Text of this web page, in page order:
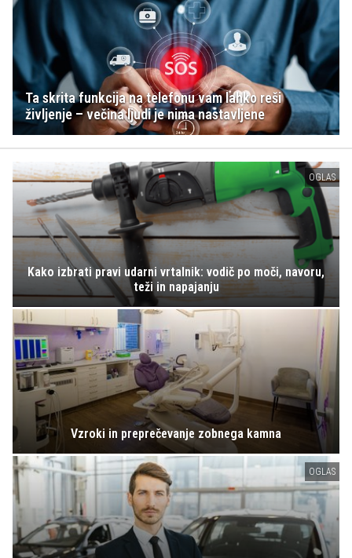
Ta skrita funkcija na telefonu vam lahko reši
življenje – večina ljudi je nima nastavljene
OGLAS
Kako izbrati pravi udarni vrtalnik: vodič po moči, navoru,
teži in napajanju
Vzroki in preprečevanje zobnega kamna
OGLAS